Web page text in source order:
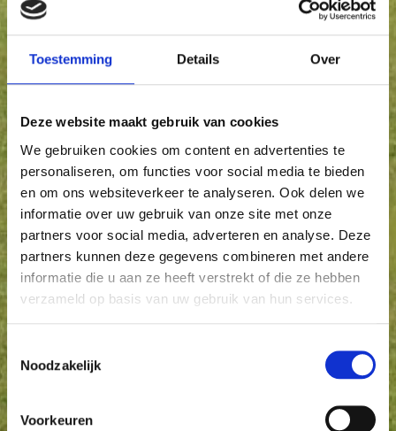
Toestemming Details Over
Deze website maakt gebruik van cookies
We gebruiken cookies om content en advertenties te
personaliseren, om functies voor social media te bieden
en om ons websiteverkeer te analyseren. Ook delen we
informatie over uw gebruik van onze site met onze
partners voor social media, adverteren en analyse. Deze
partners kunnen deze gegevens combineren met andere
informatie die u aan ze heeft verstrekt of die ze hebben
verzameld op basis van uw gebruik van hun services.
Toestemmingsselectie
Noodzakelijk
Voorkeuren